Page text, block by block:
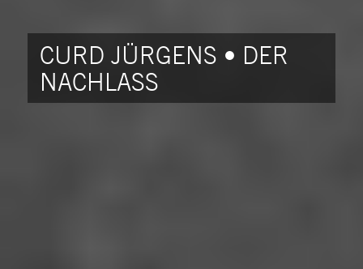
CURD JÜRGENS • DER
NACHLASS